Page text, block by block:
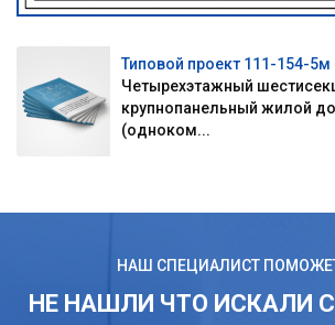
Типовой проект 111-154-5м
Четырехэтажный
крупнопанельный жилой
(одноком...
НАШ СПЕЦИАЛИСТ
НЕ НАШЛИ ЧТО ИСКАЛИ